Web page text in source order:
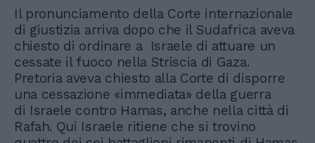
Il pronunciamento della Corte internazionale
di giustizia arriva dopo che il Sudafrica aveva
chiesto di ordinare a Israele di attuare un
cessate il fuoco nella Striscia di Gaza.
Pretoria aveva chiesto alla Corte di disporre
una cessazione «immediata» della guerra
di Israele contro Hamas, anche nella città di
Rafah. Qui Israele ritiene che si trovino